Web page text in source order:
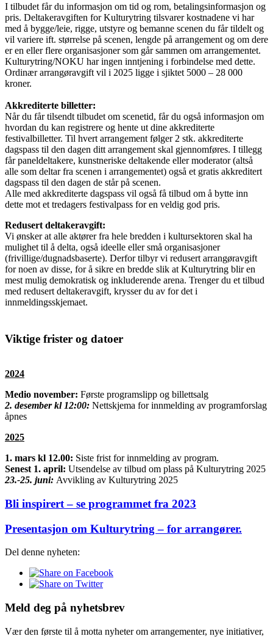
I tilbudet får du informasjon om tid og rom, betalingsinformasjon og
pris. Deltakeravgiften for Kulturytring tilsvarer kostnadene vi har
med å bygge/leie, rigge, utstyre og bemanne scenen du får tildelt og
vil variere ift. størrelse på scenen, lengde på arrangement og om dere
er en eller flere organisasjoner som går sammen om arrangementet.
Kulturytring/NOKU har ingen inntjening i forbindelse med dette.
Ordinær arrangøravgift vil i 2025 ligge i sjiktet 5000 – 28 000
kroner.
Akkrediterte billetter:
Når du får tilsendt tilbudet om scenetid, får du også informasjon om
hvordan du kan registrere og hente ut dine akkrediterte
festivalbilletter. Til hvert arrangement følger 2 stk. akkrediterte
dagspass til den dagen ditt arrangement skal gjennomføres. I tillegg
får paneldeltakere, kunstneriske deltakende eller moderator (altså
alle som deltar fra scenen i arrangementet) også et gratis akkreditert
dagspass til den dagen de står på scenen.
Alle med akkrediterte dagspass vil også få tilbud om å bytte inn
dette mot et tredagers festivalpass for en veldig god pris.
Redusert deltakeravgift:
Vi ønsker at alle aktører fra hele bredden i kultursektoren skal ha
mulighet til å delta, også ideelle eller små organisasjoner
(frivillige/dugnadsbaserte). Derfor tilbyr vi redusert arrangøravgift
for noen av disse, for å sikre en bredde slik at Kulturytring blir en
mest mulig demokratisk og inkluderende arena. Trenger du et tilbud
med redusert deltakeravgift, krysser du av for det i
innmeldingsskjemaet.
Viktige frister og datoer
2024
Medio november: Første programslipp og billettsalg
2. desember kl 12:00: Nettskjema for innmelding av programforslag
åpnes
2025
1. mars kl 12.00: Siste frist for innmelding av program.
Senest 1. april: Utsendelse av tilbud om plass på Kulturytring 2025
23.-25. juni: Avvikling av Kulturytring 2025
Bli inspirert – se programmet fra 2023
Presentasjon om Kulturytring – for arrangører.
Del denne nyheten:
Share
on
Share
Twitter
Meld deg på nyhetsbrev
Vær den første til å motta nyheter om arrangementer, nye initiativer,